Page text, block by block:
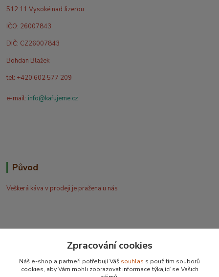
512 11 Vysoké nad Jizerou
IČO: 26007843
DIČ: CZ26007843
Bohdan Blažek
tel: +420 602 577 209
e-mail: info@kafujeme.cz
Původ
Veškerá káva v prodeji je pražena u nás
+420 602 577 209
Zpracování cookies
Náš e-shop a partneři potřebují Váš souhlas s použitím souborů
cookies, aby Vám mohli zobrazovat informace týkající se Vašich